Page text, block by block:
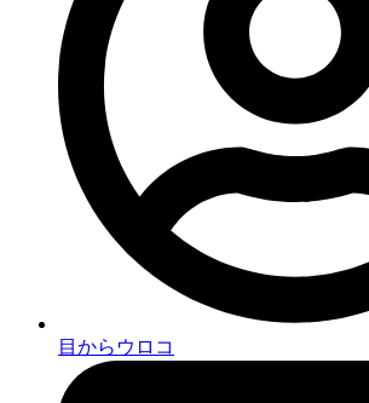
目からウロコ